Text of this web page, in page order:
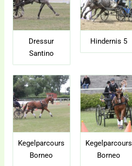
Dressur
Santino
Hindernis 5
Kegelparcours
Borneo
Kegelparcours
Borneo